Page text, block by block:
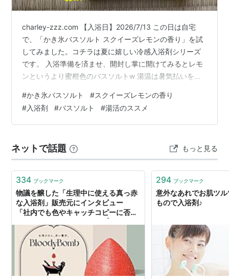
charley-zzz.com 【入浴日】2026/7/13 この日は自宅
で、「かき氷バスソルト スクイーズレモンの香り」を試
してみました。コチラは夏に嬉しい冷感入浴剤シリーズ
です。 入浴準備を済ませ、開封し掌に開けてみるとレモ
ンというより蜜柑色のバスソルトw 湯温は暑気払いを兼
トをザラザラと湯船に投入。 投入するとバスソルトがジ
ワジワと溶けて、レモン色の靄が広がっていきます。 軽
くかき混ぜて、バスソルトが湯に馴染むのを待つ間、入
開けてみるとレモン色の湯色に。 そろりとレモン色の湯
に身を沈め…
#かき氷バスソルト #スクイーズレモンの香り
#入浴剤 #バスソルト #湯活のススメ
ネットで話題 もっと見る
334 ブックマーク
物議を醸した「生理中に使える真っ赤
な入浴剤」販売元にインタビュー
「社内でも色やキャッチコピーに否定
294 ブックマーク
意外なあれでお肌ツ
もので入浴剤♪